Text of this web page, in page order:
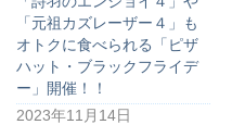
「元祖カズレーザー４」も
オトクに食べられる「ピザ
ハット・ブラックフライデ
ー」開催！！
2023年11月14日